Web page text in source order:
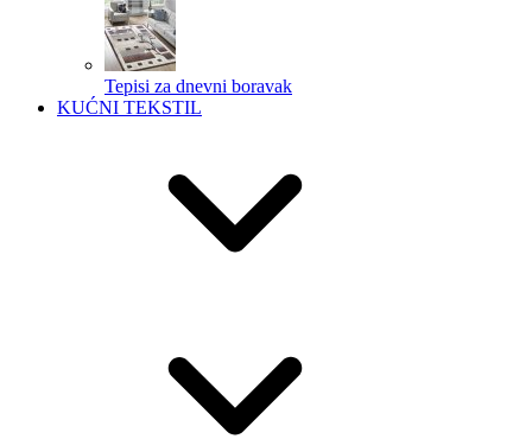
Tepisi za dnevni boravak
KUĆNI TEKSTIL